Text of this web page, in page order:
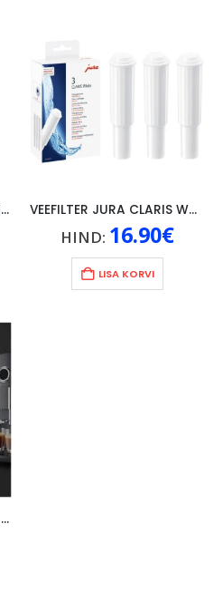
VEEFILTER JURA CLARIS SMART+, 1TK, Jura Z8, Z6, J6 / J600, S8 / S80, E8 / E80 / E800, E6 / E60 / E600, D6 / D60 / D600, ENA 8 VEEFILTER JURA CLARIS WHITE E60, E65, E70, E75, IMPRESSA C90/F50/ F55/S9/XF50/XS9/XS95
HIND: 16.90€
LISA KORVI
VEEFILTER MILUX JURA CLARIS BLUE 1TK